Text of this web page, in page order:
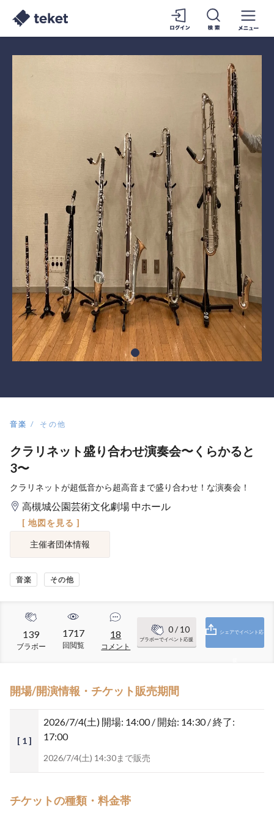
音楽 その他
クラリネット盛り合わせ演奏会〜くらかると
3〜
クラリネットが超低音から超高音まで盛り合わせ！な演奏会！
高槻城公園芸術文化劇場 中ホール
[ 地図を見る ]
主催者団体情報
音楽 その他
139
ブラボー
1717
回閲覧
18
コメント
0/ 10
ブラボーでイベント応援
シェアでイベント応
開場/開演情報・チケット販売期間
[ 1 ]
2026/7/4(土) 開場: 14:00 / 開始: 14:30 / 終了:
17:00
2026/7/4(土) 14:30まで販売
チケットの種類・料金帯